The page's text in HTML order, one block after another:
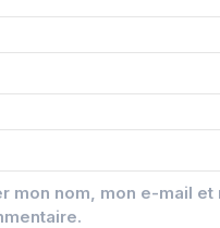
mon nom, mon e-mail